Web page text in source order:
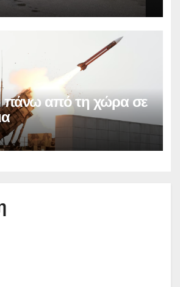
πάνω από τη χώρα σε